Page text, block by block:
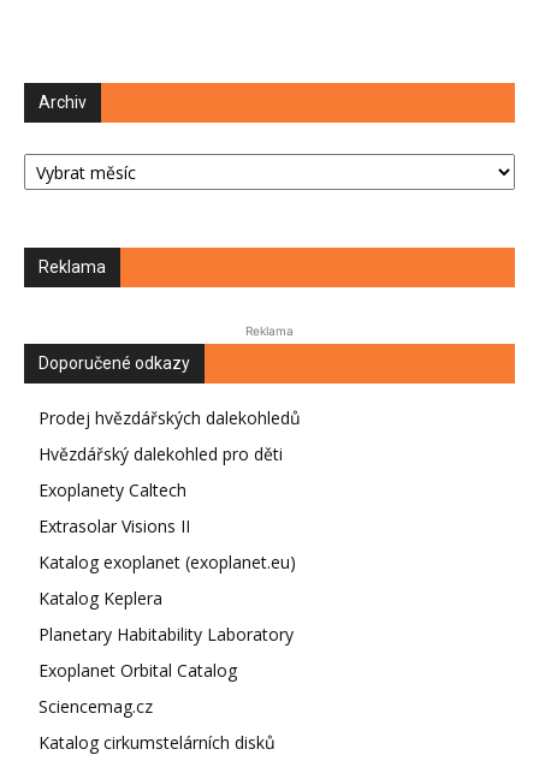
Archiv
Archiv
Reklama
Reklama
Doporučené odkazy
Prodej hvězdářských dalekohledů
Hvězdářský dalekohled pro děti
Exoplanety Caltech
Extrasolar Visions II
Katalog exoplanet (exoplanet.eu)
Katalog Keplera
Planetary Habitability Laboratory
Exoplanet Orbital Catalog
Sciencemag.cz
Katalog cirkumstelárních disků